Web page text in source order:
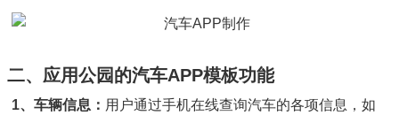
二、应用公园的汽车APP模板功能
1、车辆信息： 用户通过手机在线查询汽车的各项信息，如